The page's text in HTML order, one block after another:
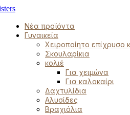
Νέα προϊόντα
Γυναικεία
Χειροποίητο επίχρυσο
Σκουλαρίκια
κολιέ
Για χειμώνα
Για καλοκαίρι
Δαχτυλίδια
Αλυσίδες
Βραχιόλια